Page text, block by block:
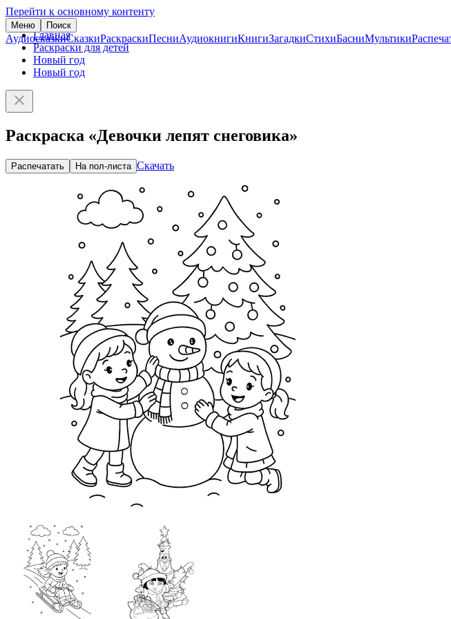
Перейти к основному контенту
Меню Поиск
АудиосказкиСказкиРаскраскиПесниАудиокнигиКнигиЗагадкиСтихиБасниМультики
Главная
Раскраски для детей
Новый год
Новый год
Раскраска «Девочки лепят снеговика»
Распечатать На пол-листа Скачать